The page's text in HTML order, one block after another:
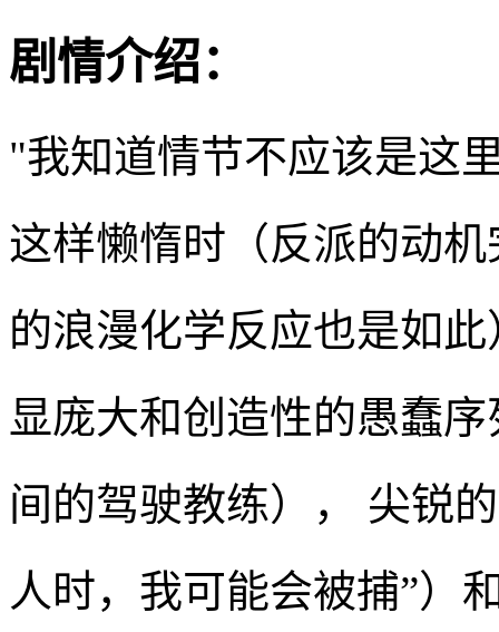
剧情介绍：
"我知道情节不应该是这
这样懒惰时（反派的动
的浪漫化学反应也是如
显庞大和创造性的愚蠢
间的驾驶教练）， 尖锐
人时，我可能会被捕”）